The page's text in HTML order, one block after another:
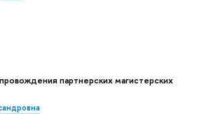
партнерских магистерских